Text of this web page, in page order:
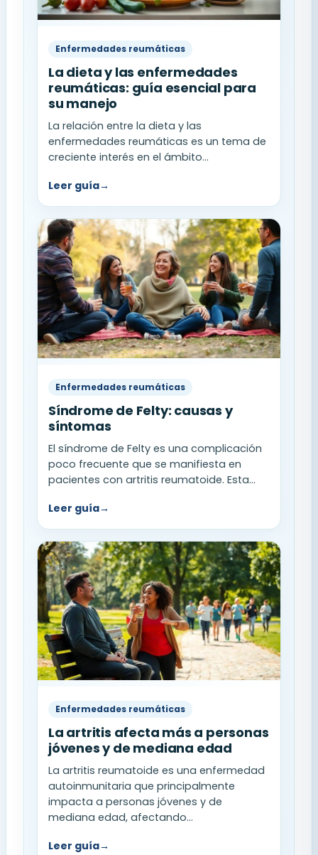
Enfermedades reumáticas
La dieta y las enfermedades
reumáticas: guía esencial para
su manejo
La relación entre la dieta y las
enfermedades reumáticas es un tema de
creciente interés en el ámbito...
Leer guía→
Enfermedades reumáticas
Síndrome de Felty: causas y
síntomas
El síndrome de Felty es una complicación
poco frecuente que se manifiesta en
pacientes con artritis reumatoide. Esta...
Leer guía→
Enfermedades reumáticas
La artritis afecta más a personas
jóvenes y de mediana edad
La artritis reumatoide es una enfermedad
autoinmunitaria que principalmente
impacta a personas jóvenes y de
mediana edad, afectando...
Leer guía→